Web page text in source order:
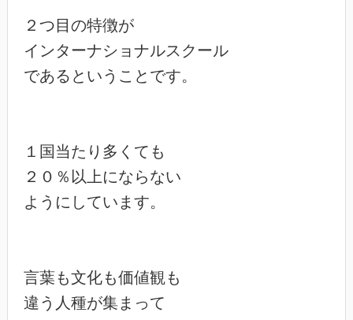
２つ目の特徴が
インターナショナルスクール
であるということです。
１国当たり多くても
２０％以上にならない
ようにしています。
言葉も文化も価値観も
違う人種が集まって